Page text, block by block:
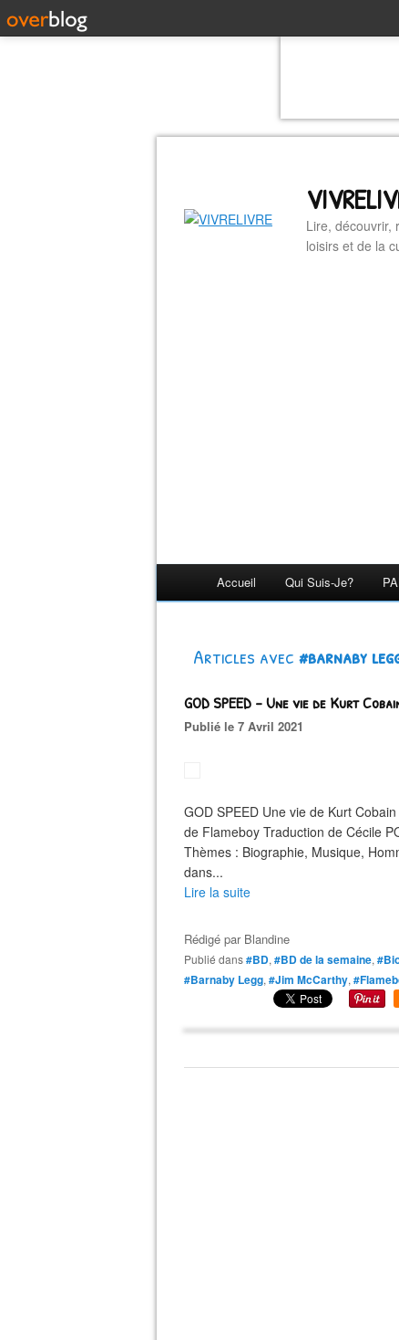
Lire, découvrir,
loisirs et de la
Accueil Qui Suis-Je?
Articles avec #barnaby
GOD SPEED - Une vie de Kurt
Publié le 7 Avril 2021
GOD SPEED Une vie de Kurt
de Flameboy Traduction de Cécile
Thèmes : Biographie, Musique,
dans...
Lire la suite
Rédigé par Blandine
Publié dans#BD, #BD de la semaine,
#Barnaby Legg, #Jim McCarthy,